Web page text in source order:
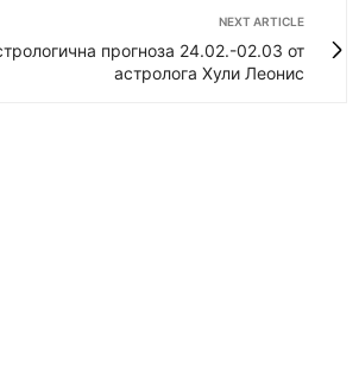
NEXT ARTICLE
прогноза 24.02.-02.03 от
астролога Хули Леонис